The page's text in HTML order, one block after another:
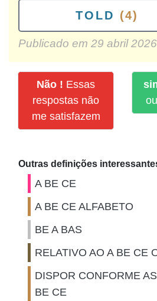
TOLD (4)
Publicado em 29 abril 2026
Não ! Essas
respostas não
me satisfazem
Outras definições
A BE CE
A BE CE ALFABETO
BE A BAS
RELATIVO AO A BE CE
DISPOR CONFORME
BE CE